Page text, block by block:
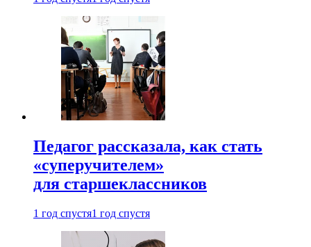
Педагог рассказала, как стать
«суперучителем»
для старшеклассников
1 год спустя1 год спустя